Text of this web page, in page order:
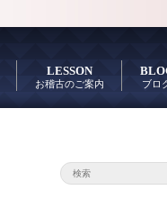
LESSON
お稽古のご案内 ブロ